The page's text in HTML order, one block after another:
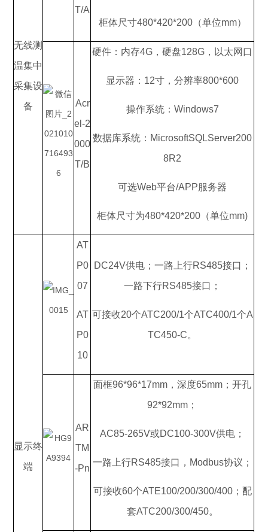
无线测
温集中
采集设
备
T/A
柜体尺寸480*420*200（单位mm）
Acr
el-2
000
T/B
硬件：内存4G，硬盘128G，以太网口
显示器：12寸，分辨率800*600
操作系统：Windows7
数据库系统：MicrosoftSQLServer200
8R2
可选Web平台/APP服务器
柜体尺寸为480*420*200（单位mm)
显示终
端
AT
P0
07
AT
P0
10
DC24V供电；一路上行RS485接口；
一路下行RS485接口；
可接收20个ATC200/1个ATC400/1个A
TC450-C。
AR
TM
-Pn
面框96*96*17mm，深度65mm；开孔
92*92mm；
AC85-265V或DC100-300V供电；
一路上行RS485接口，Modbus协议；
可接收60个ATE100/200/300/400；配
套ATC200/300/450。